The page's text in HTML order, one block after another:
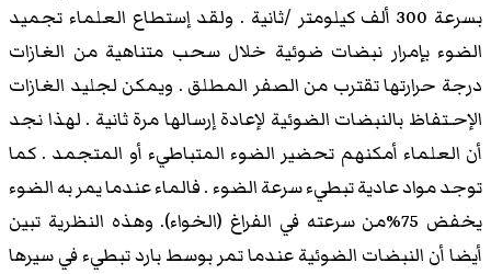
بسرعة 300 ألف كيلومتر /ثانية . ولقد إستطاع العلماء تجميد
الضوء بإمرار نبضات ضوئية خلال سحب متناهية من الغازات
درجة حرارتها تقترب من الصفر المطلق . ويمكن لجليد الغازات
الإحـتفاظ بالنبضات الضوئية لإعادة إرسالها مرة ثانية . لهذا نجد
أن العلماء أمكنهم تحضير الضوء المتباطيء أو المتجمد . كما
توجد مواد عادية تبطيء سرعة الضوء . فالماء عندما يمر به الضوء
يخفض 75%من سرعته في الفراغ (الخواء). وهذه النظرية تبين
أيضا أن النبضات الضوئية عندما تمر بوسط بارد تبطيء في سيرها